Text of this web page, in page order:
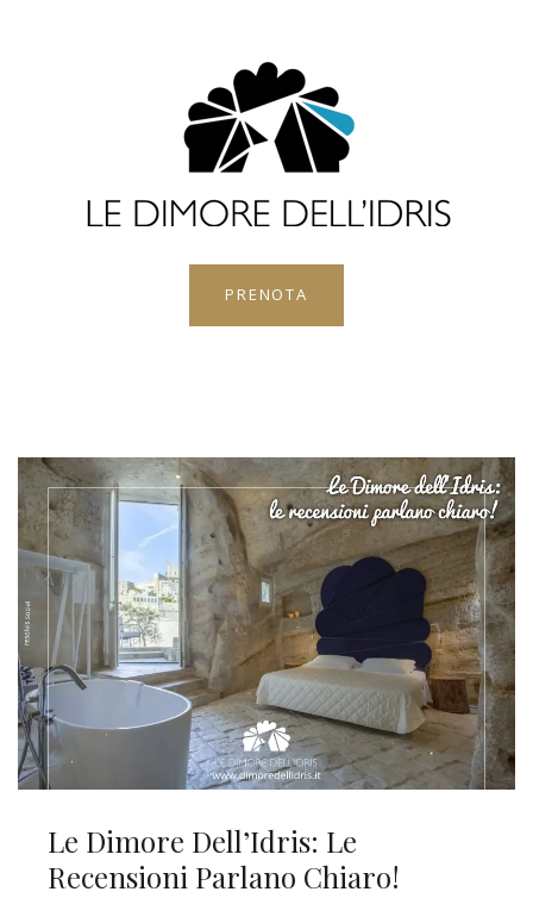
PRENOTA
Le Dimore Dell’Idris: Le
Recensioni Parlano Chiaro!